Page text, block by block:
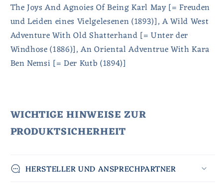
The Joys And Agnoies Of Being Karl May [= Freuden
und Leiden eines Vielgelesenen (1893)], A Wild West
Adventure With Old Shatterhand [= Unter der
Windhose (1886)], An Oriental Adventrue With Kara
Ben Nemsi [= Der Kutb (1894)]
WICHTIGE HINWEISE ZUR
PRODUKTSICHERHEIT
HERSTELLER UND ANSPRECHPARTNER